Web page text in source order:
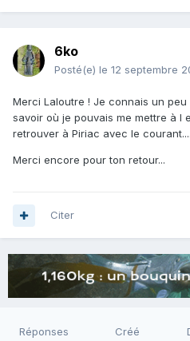
6ko
Posté(e) le 12 septembre
Merci Laloutre ! Je connais un
savoir où je pouvais me mettre à l
retrouver à Piriac avec le
Merci encore pour ton retour...
Citer
Réponses Créé